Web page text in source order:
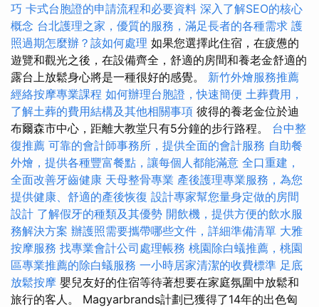
巧 卡式台胞證的申請流程和必要資料 深入了解SEO的核心
概念 台北護理之家，優質的服務，滿足長者的各種需求 護
照過期怎麼辦？該如何處理 如果您選擇此住宿，在疲憊的
遊覽和觀光之後，在設備齊全，舒適的房間和養老金舒適的
露台上放鬆身心將是一種很好的感覺。 新竹外燴服務推薦
經絡按摩專業課程 如何辦理台胞證，快速簡便 土葬費用，
了解土葬的費用結構及其他相關事項 彼得的養老金位於迪
布爾森市中心，距離大教堂只有5分鐘的步行路程。 台中整
復推薦 可靠的會計師事務所，提供全面的會計服務 自助餐
外燴，提供各種豐富餐點，讓每個人都能滿意 全口重建，
全面改善牙齒健康 天母整骨專業 產後護理專業服務，為您
提供健康、舒適的產後恢復 設計專家幫您量身定做的房間
設計 了解假牙的種類及其優勢 開飲機，提供方便的飲水服
務解決方案 辦護照需要攜帶哪些文件，詳細準備清單 大雅
按摩服務 找專業會計公司處理帳務 桃園除白蟻推薦，桃園
區專業推薦的除白蟻服務 一小時居家清潔的收費標準 足底
放鬆按摩 嬰兒友好的住宿等待著想要在家庭氛圍中放鬆和
旅行的客人。 Magyarbrands計劃已獲得了14年的出色匈